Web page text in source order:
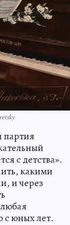
партия
с детства».
какими
и через
с юных лет.